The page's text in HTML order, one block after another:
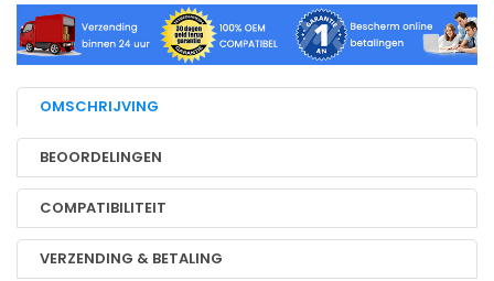
OMSCHRIJVING
BEOORDELINGEN
COMPATIBILITEIT
VERZENDING & BETALING